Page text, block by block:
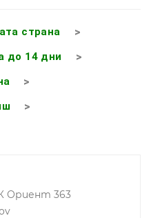
страна
до 14 дни
Ориент 363